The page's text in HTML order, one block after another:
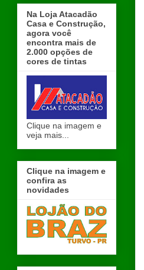
Na Loja Atacadão
Casa e Construção,
agora você
encontra mais de
2.000 opções de
cores de tintas
Clique na imagem e
veja mais...
Clique na imagem e
confira as
novidades